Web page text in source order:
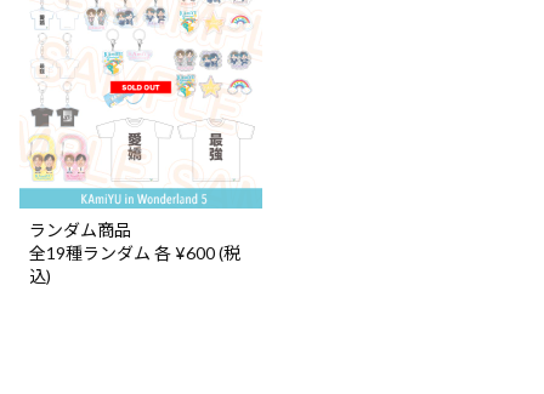
ランダム商品
全19種ランダム 各 ¥600 (税
込)